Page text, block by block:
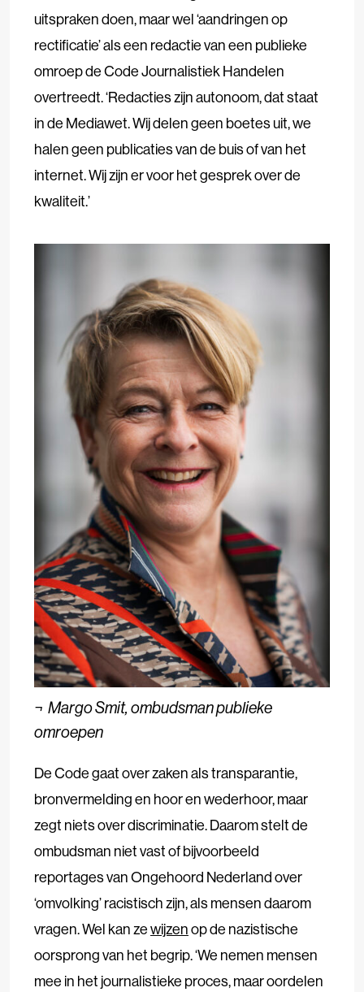
uitspraken doen, maar wel ‘aandringen op
rectificatie’ als een redactie van een publieke
omroep de Code Journalistiek Handelen
overtreedt. ‘Redacties zijn autonoom, dat staat
in de Mediawet. Wij delen geen boetes uit, we
halen geen publicaties van de buis of van het
internet. Wij zijn er voor het gesprek over de
kwaliteit.’
¬ Margo Smit, ombudsman publieke
omroepen
De Code gaat over zaken als transparantie,
bronvermelding en hoor en wederhoor, maar
zegt niets over discriminatie. Daarom stelt de
ombudsman niet vast of bijvoorbeeld
reportages van Ongehoord Nederland over
‘omvolking’ racistisch zijn, als mensen daarom
vragen. Wel kan zewijzenop de nazistische
oorsprong van het begrip. ‘We nemen mensen
mee in het journalistieke proces, maar oordelen